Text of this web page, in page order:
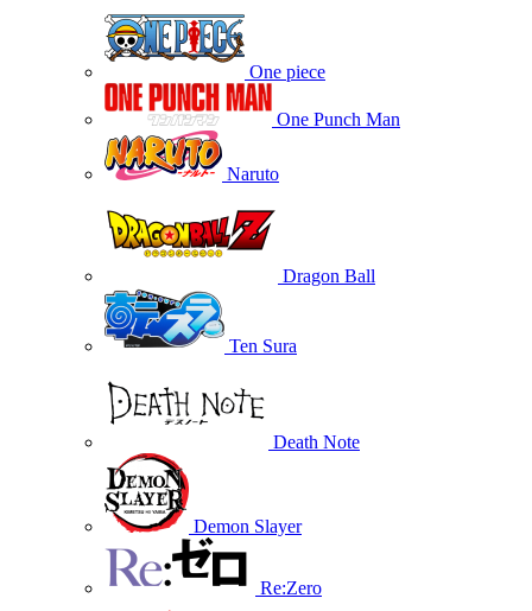
One piece
One Punch Man
Naruto
Dragon Ball
Ten Sura
Death Note
Demon Slayer
Re:Zero